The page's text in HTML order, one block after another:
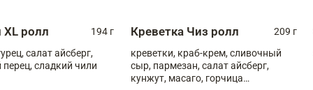
ролл
194 г
салат айсберг,
перец, сладкий чили
Креветка Чиз ролл
209 г
креветки, краб-крем, сливочный
сыр, пармезан, салат айсберг,
кунжут, масаго, горчица